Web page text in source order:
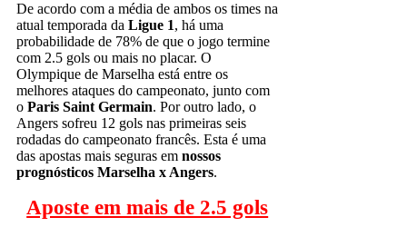
De acordo com a média de ambos os times na
atual temporada da Ligue 1, há uma
probabilidade de 78% de que o jogo termine
com 2.5 gols ou mais no placar. O
Olympique de Marselha está entre os
melhores ataques do campeonato, junto com
o Paris Saint Germain. Por outro lado, o
Angers sofreu 12 gols nas primeiras seis
rodadas do campeonato francês. Esta é uma
das apostas mais seguras em nossos
prognósticos Marselha x Angers.
Aposte em mais de 2.5 gols